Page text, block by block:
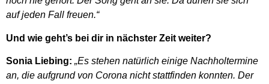
auf jeden Fall freuen.“
Und wie geht’s bei dir in nächster Zeit weiter?
Sonia Liebing: „Es stehen natürlich einige Nachholtermine
an, die aufgrund von Corona nicht stattfinden konnten. Der